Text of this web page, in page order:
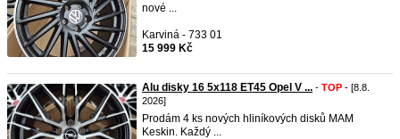
nové ...
Karviná - 733 01
15 999 Kč
Alu disky 16 5x118 ET45 Opel V ... - TOP - [8.8.
2026]
Prodám 4 ks nových hliníkových disků MAM
Keskin. Každý ...